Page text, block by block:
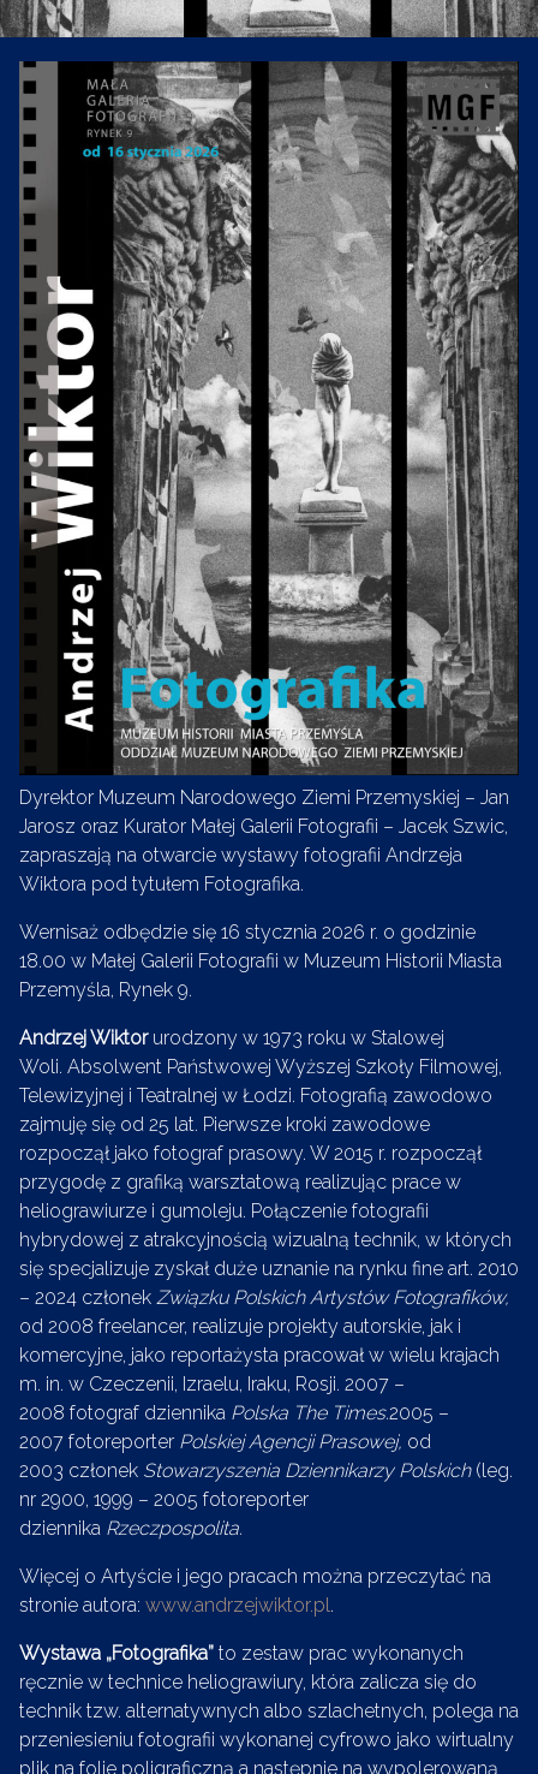
Dyrektor Muzeum Narodowego Ziemi Przemyskiej – Jan
Jarosz oraz Kurator Małej Galerii Fotografii – Jacek Szwic,
zapraszają na otwarcie wystawy fotografii Andrzeja
Wiktora pod tytułem Fotografika.
Wernisaż odbędzie się 16 stycznia 2026 r. o godzinie
18.00 w Małej Galerii Fotografii w Muzeum Historii Miasta
Przemyśla, Rynek 9.
Andrzej Wiktor urodzony w 1973 roku w Stalowej
Woli. Absolwent Państwowej Wyższej Szkoły Filmowej,
Telewizyjnej i Teatralnej w Łodzi. Fotografią zawodowo
zajmuję się od 25 lat. Pierwsze kroki zawodowe
rozpoczął jako fotograf prasowy. W 2015 r. rozpoczął
przygodę z grafiką warsztatową realizując prace w
heliograwiurze i gumoleju. Połączenie fotografii
hybrydowej z atrakcyjnością wizualną technik, w których
się specjalizuje zyskał duże uznanie na rynku fine art. 2010
– 2024 członek Związku Polskich Artystów Fotografików,
od 2008 freelancer, realizuje projekty autorskie, jak i
komercyjne, jako reportażysta pracował w wielu krajach
m. in. w Czeczenii, Izraelu, Iraku, Rosji. 2007 –
2008 fotograf dziennika Polska The Times.2005 –
2007 fotoreporter Polskiej Agencji Prasowej, od
2003 członek Stowarzyszenia Dziennikarzy Polskich(leg.
nr 2900, 1999 – 2005 fotoreporter
dziennika Rzeczpospolita.
Więcej o Artyście i jego pracach można przeczytać na
stronie autora: www.andrzejwiktor.pl.
Wystawa „Fotografika” to zestaw prac wykonanych
ręcznie w technice heliograwiury, która zalicza się do
technik tzw. alternatywnych albo szlachetnych, polega na
przeniesieniu fotografii wykonanej cyfrowo jako wirtualny
plik na folie poligraficzną a następnie na wypolerowaną